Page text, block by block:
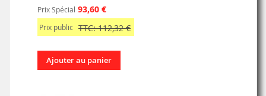
Prix Spécial 93,60 €
Prix public TTC: 112,32 €
Ajouter au panier